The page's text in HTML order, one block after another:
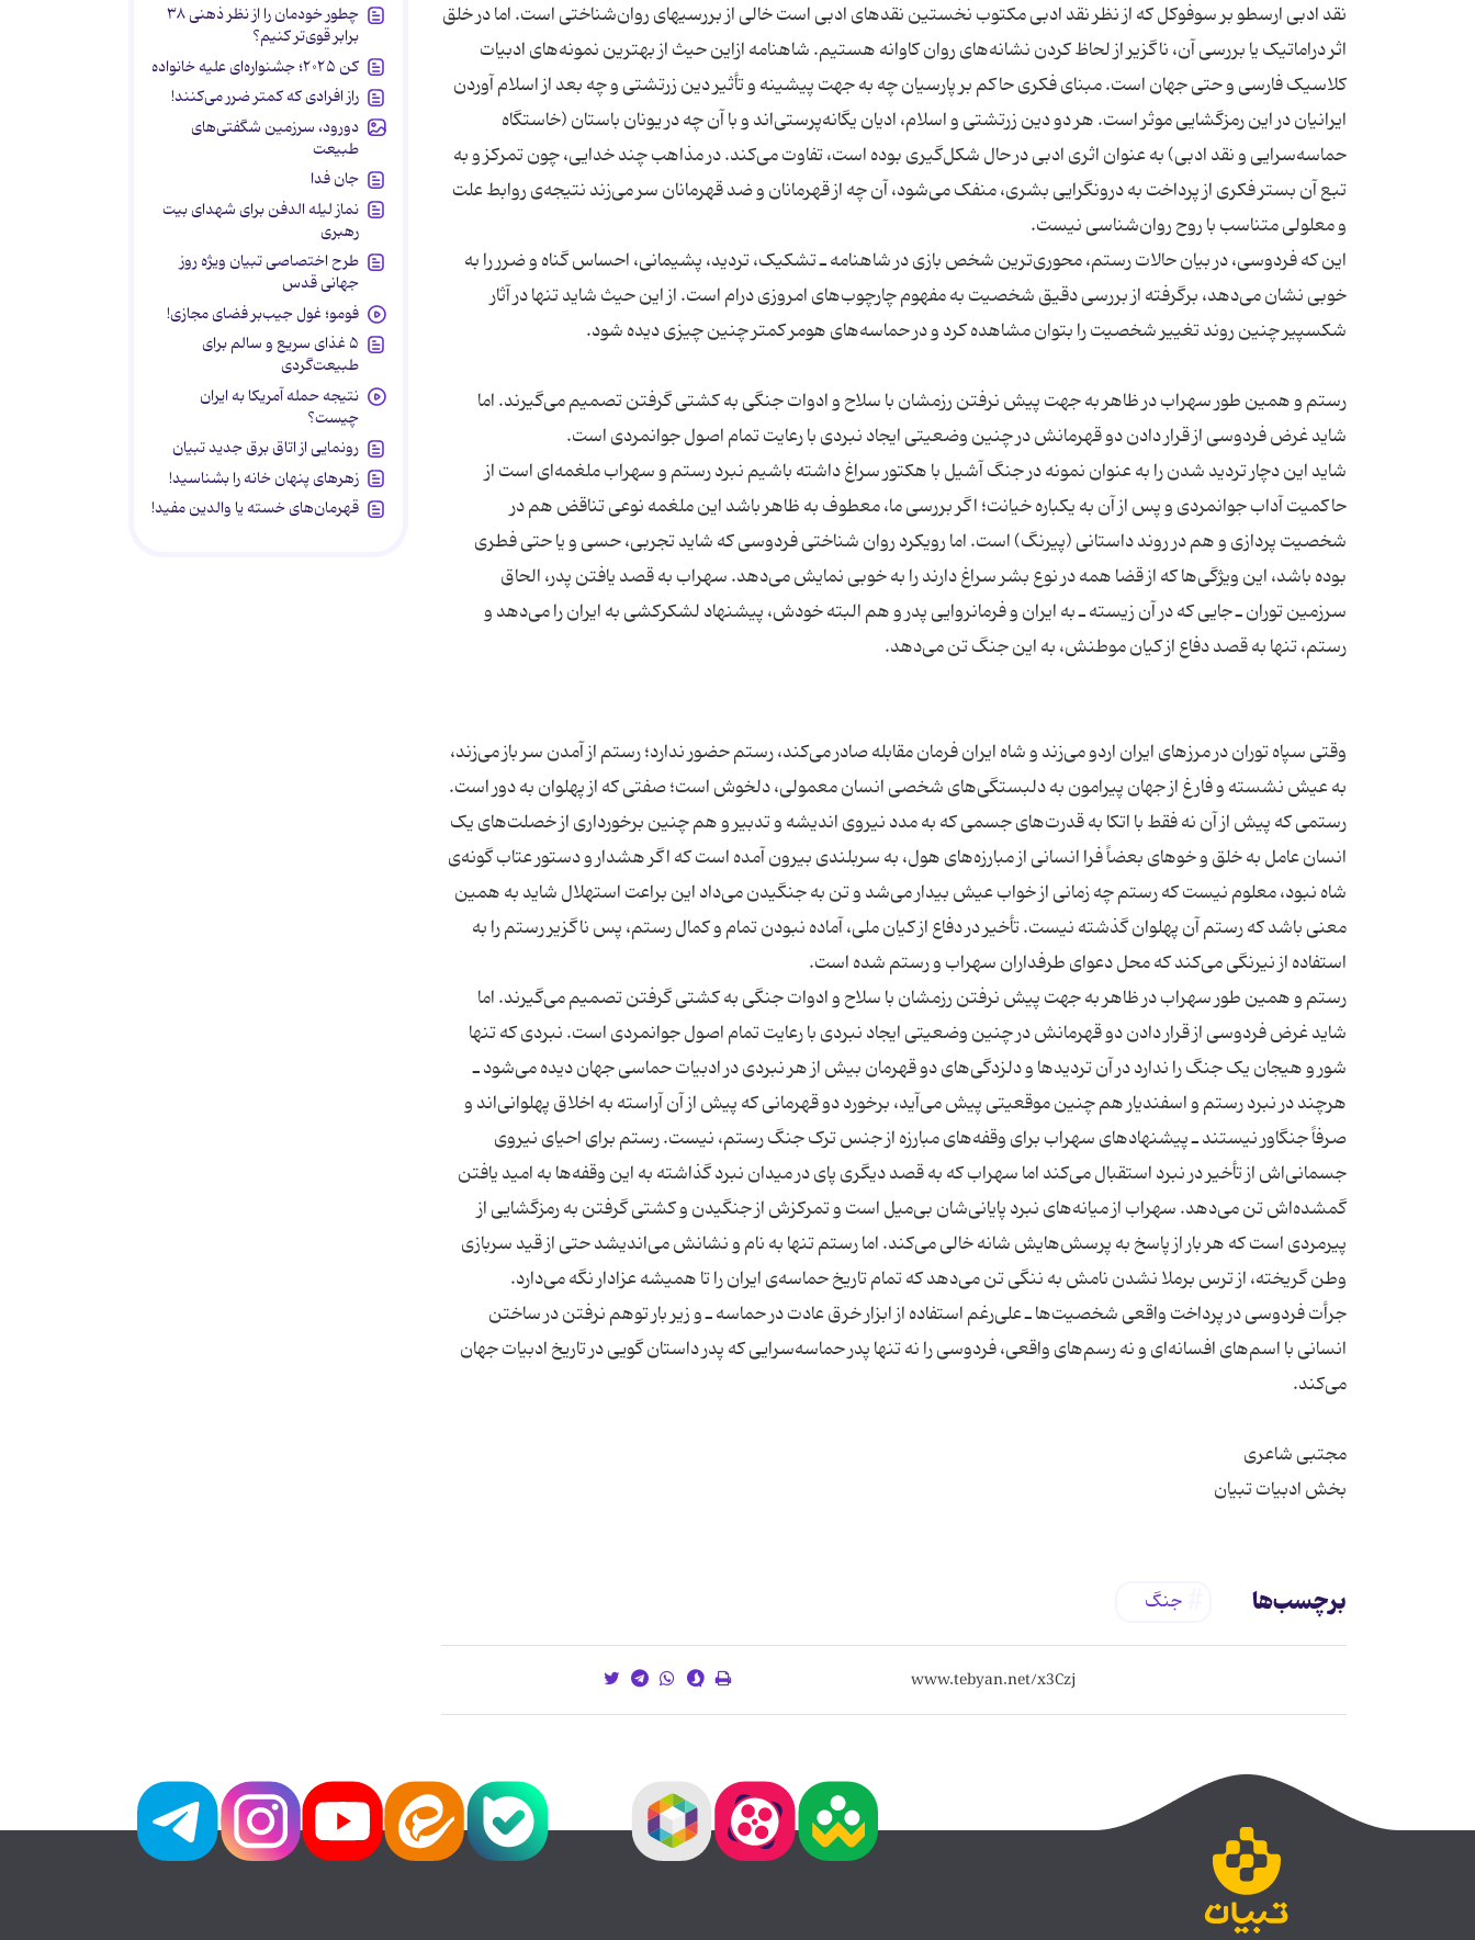
نقد ادبی ارسطو بر سوفوکل که از نظر نقد ادبی مکتوب نخستین نقدهای ادبی است خالی از بررسیهای روان‌شناختی است. اما در خلق
اثر دراماتیک یا بررسی آن، ناگزیر از لحاظ کردن نشانه‌های روان کاوانه هستیم. شاهنامه ازاین حیث از بهترین نمونه‌‌های ادبیات
کلاسیک فارسی و حتی جهان است. مبنای فکری حاکم بر پارسیان چه به جهت پیشینه و تأثیر دین زرتشتی و چه بعد از اسلام آوردن
ایرانیان در این رمزگشایی موثر است. هر دو دین زرتشتی و اسلام، ادیان یگانه‌پرستی‌اند و با آن چه در یونان باستان (خاستگاه
حماسه‌سرایی و نقد ادبی) به عنوان اثری ادبی در حال شکل‌گیری بوده است، تفاوت می‌کند. در مذاهب چند خدایی، چون تمرکز و به
تبع آن بستر فکری از پرداخت به درونگرایی بشری، منفک می‌شود، آن چه از قهرمانان و ضد قهرمانان سر می‌زند نتیجه‌ی روابط علت
این که فردوسی، در بیان حالات رستم، محوری‌ترین شخص بازی در شاهنامه ـ تشکیک، تردید، ‌پشیمانی، احساس گناه و ضرر را به
خوبی نشان می‌دهد، برگرفته از بررسی دقیق شخصیت به مفهوم چارچوب‌های امروزی درام است. از این حیث شاید تنها در آثار
رستم و همین طور سهراب در ظاهر به جهت پیش نرفتن رزمشان با سلاح و ادوات جنگی به کشتی گرفتن تصمیم می‌گیرند. اما
شاید این دچار تردید شدن را به عنوان نمونه در جنگ آشیل با هکتور سراغ داشته باشیم نبرد رستم و سهراب ملغمه‌ای است از
حاکمیت آداب جوانمردی و پس از آن به یکباره خیانت؛ اگر بررسی ما، معطوف به ظاهر باشد این ملغمه نوعی تناقض هم در
شخصیت پردازی و هم در روند داستانی (پیرنگ) است. اما رویکرد روان شناختی فردوسی که شاید تجربی، حسی و یا حتی فطری
بوده باشد، این ویژگی‌ها که از قضا همه در نوع بشر سراغ دارند را به خوبی نمایش می‌دهد. سهراب به قصد یافتن پدر، الحاق
سرزمین توران ـ جایی که در آن زیسته ـ به ایران و فرمانروایی پدر و هم البته خودش، پیشنهاد لشکرکشی به ایران را می‌دهد و
وقتی سپاه توران در مرزهای ایران اردو می‌زند و شاه ایران فرمان مقابله صادر می‌کند، رستم حضور ندارد؛ رستم از آمدن سر باز می‌زند،
به عیش نشسته و فارغ از جهان پیرامون به دلبستگی‌های شخصی انسان معمولی، دلخوش است؛ صفتی که از پهلوان به دور است.
رستمی که پیش از آن نه فقط با اتکا به قدرت‌های جسمی که به مدد نیروی اندیشه و تدبیر و هم چنین برخورداری از خصلت‌های یک
انسان عامل به خلق و خوهای بعضاً فرا انسانی از مبارزه‌های هول، به سربلندی بیرون آمده است که اگر هشدار و دستور عتاب گونه‌ی
شاه نبود، معلوم نیست که رستم چه زمانی از خواب عیش بیدار می‌شد و تن به جنگیدن می‌داد این براعت استهلال شاید به همین
معنی باشد که رستم آن پهلوان گذشته نیست. تأخیر در دفاع از کیان ملی، آماده نبودن تمام و کمال رستم، پس ناگزیر رستم را به
رستم و همین طور سهراب در ظاهر به جهت پیش نرفتن رزمشان با سلاح و ادوات جنگی به کشتی گرفتن تصمیم می‌گیرند. اما
شاید غرض فردوسی از قرار دادن دو قهرمانش در چنین وضعیتی ایجاد نبردی با رعایت تمام اصول جوانمردی است. نبردی که تنها
شور و هیجان یک جنگ را ندارد در آن تردیدها و دلزدگی‌های دو قهرمان بیش از هر نبردی در ادبیات حماسی جهان دیده می‌شود ـ
هرچند در نبرد رستم و اسفندیار هم چنین موقعیتی پیش می‌آید، برخورد دو قهرمانی که پیش از آن آراسته به اخلاق پهلوانی‌اند و
صرفاً‌ جنگاور نیستند ـ پیشنهادهای سهراب برای وقفه‌های مبارزه از جنس ترک جنگ رستم، نیست. رستم برای احیای نیروی
جسمانی‌اش از تأخیر در نبرد استقبال می‌کند اما سهراب که به قصد دیگری پای در میدان نبرد گذاشته به این وقفه‌ها به امید یافتن
گمشده‌اش تن می‌دهد. سهراب از میانه‌های نبرد پایانی‌شان بی‌میل است و تمرکزش از جنگیدن و کشتی گرفتن به رمزگشایی از
پیرمردی است که هر بار از پاسخ به پرسش‌هایش شانه خالی می‌کند. اما رستم تنها به نام و نشانش می‌اندیشد حتی از قید سربازی
جرأت فردوسی در پرداخت واقعی شخصیت‌ها ـ علی‌رغم استفاده از ابزار خرق عادت در حماسه ـ و زیر بار توهم نرفتن در ساختن
انسانی با اسم‌های افسانه‌ای و نه رسم‌های واقعی، فردوسی را نه تنها پدر حماسه‌سرایی که پدر داستان گویی در تاریخ ادبیات جهان
بخش ادبیات تبیان
برچسب‌ها جنگ
چطور خودمان را از نظر ذهنی ۳۸
برابر قوی‌تر کنیم؟
کن ۲۰۲۵؛ جشنواره‌ای علیه خانواده
راز افرادی که کمتر ضرر می‌کنند!
دورود، سرزمین شگفتی‌های
طبیعت
جان فدا
نماز لیله الدفن برای شهدای بیت
رهبری
طرح اختصاصی تبیان ویژه روز
جهانی قدس
فومو؛ غول جیب‌بر فضای مجازی!
۵ غذای سریع و سالم برای
طبیعت‌گردی
نتیجه حمله آمریکا به ایران
چیست؟
رونمایی از اتاق برق جدید تبیان
زهرهای پنهان خانه را بشناسید!
قهرمان‌های خسته یا والدین مفید!